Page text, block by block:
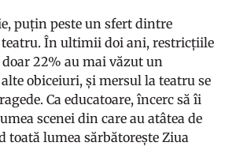
puțin peste un sfert dintre
În ultimii doi ani, restricțiile
doar 22% au mai văzut un
obiceiuri, și mersul la teatru se
Ca educatoare, încerc să îi
scenei din care au atâtea de
toată lumea sărbătorește Ziua